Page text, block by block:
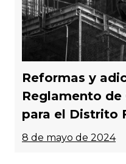
Reformas y
Reglamento de
para el Distrito
8 de mayo de 2024